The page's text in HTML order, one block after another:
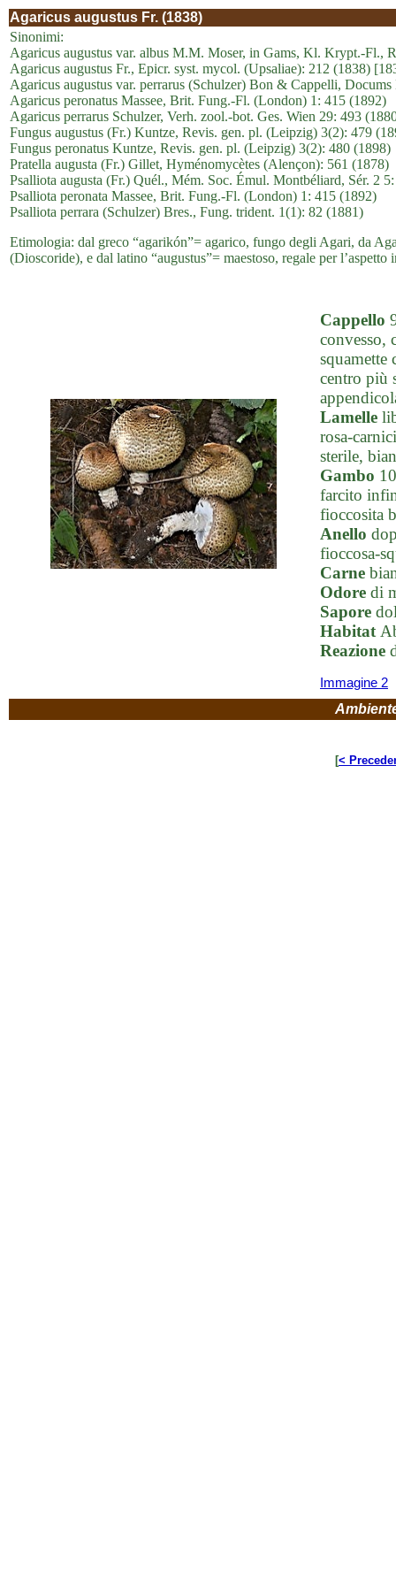
Agaricus augustus Fr. (1838)
Sinonimi:
Agaricus augustus var. albus M.M. Moser, in Gams, Kl. Krypt.-Fl.,
Agaricus augustus Fr., Epicr. syst. mycol. (Upsaliae): 212 (1838)
Agaricus augustus var. perrarus (Schulzer) Bon & Cappelli,
Agaricus peronatus Massee, Brit. Fung.-Fl. (London) 1: 415 (1892)
Agaricus perrarus Schulzer, Verh. zool.-bot. Ges. Wien 29: 493
Fungus augustus (Fr.) Kuntze, Revis. gen. pl. (Leipzig) 3(2): 479
Fungus peronatus Kuntze, Revis. gen. pl. (Leipzig) 3(2): 480 (1898)
Pratella augusta (Fr.) Gillet, Hyménomycètes (Alençon): 561 (1878)
Psalliota augusta (Fr.) Quél., Mém. Soc. Émul. Montbéliard, Sér. 2
Psalliota peronata Massee, Brit. Fung.-Fl. (London) 1: 415 (1892)
Psalliota perrara (Schulzer) Bres., Fung. trident. 1(1): 82 (1881)
Etimologia: dal greco “agarikón”= agarico, fungo degli Agari, da
(Dioscoride), e dal latino “augustus”= maestoso, regale per l’aspetto
Cappello
convesso,
squamette
centro più
Lamelle
rosa-
sterile,
Gambo
farcito
fioccosita
Anello
fioccosa-
Carne
Odore di
Sapore
Habitat
Reazione
Immagine 2
[<